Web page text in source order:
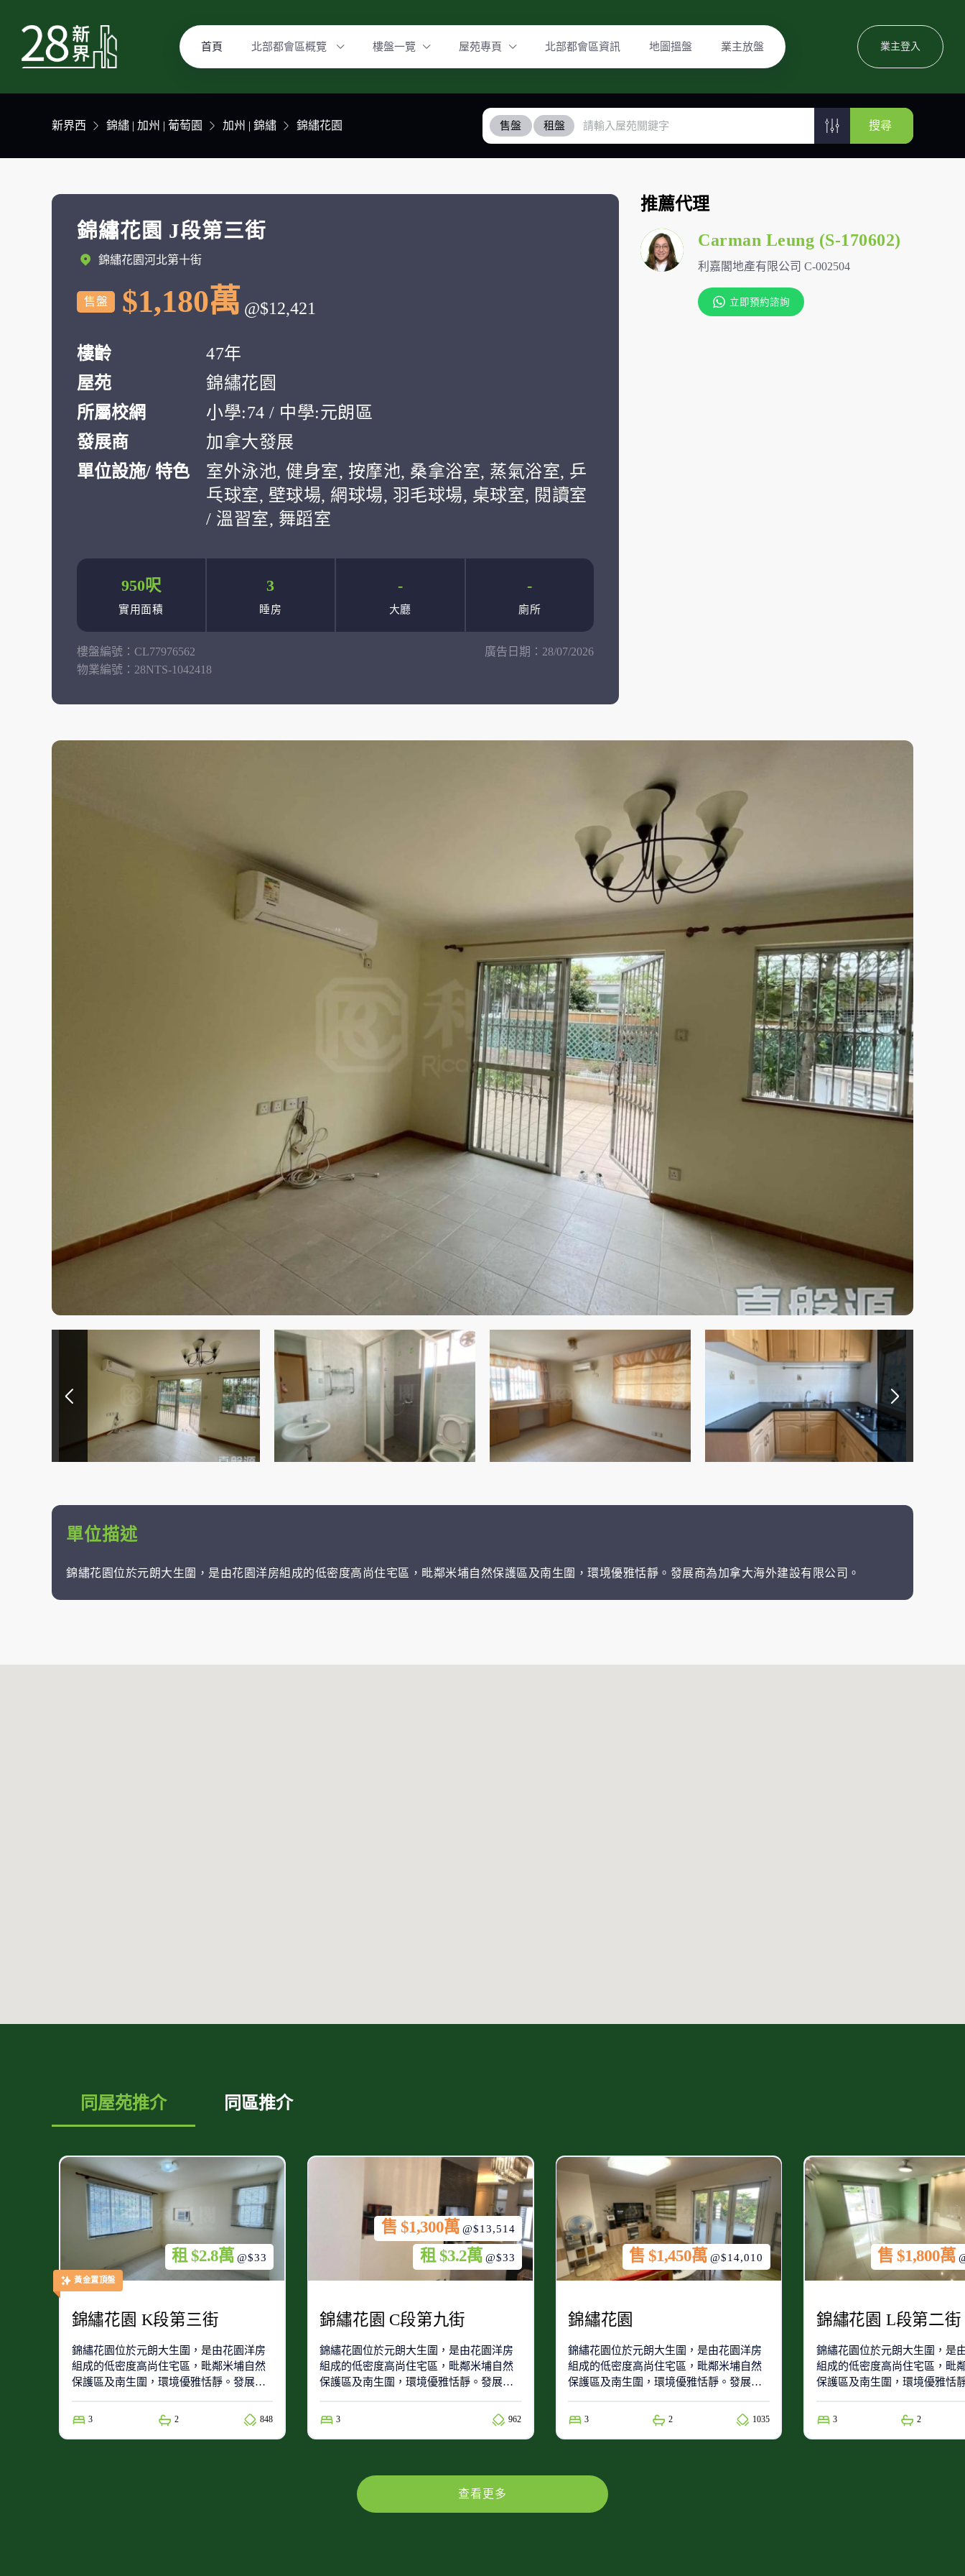
首頁 北部都會區概覽 樓盤一覽 屋苑專頁 北部都會區資訊 地圖搵盤 業主放盤 業主登入
新界西 錦繡 | 加州 | 葡萄園 加州 | 錦繡 錦繡花園 售盤 租盤 搜尋
錦繡花園 J段第三街
錦繡花園河北第十街
售盤 $1,180萬 @$12,421
樓齡
47年
屋苑
錦繡花園
所屬校網
小學:74 / 中學:元朗區
發展商
加拿大發展
單位設施/ 特色
室外泳池, 健身室, 按摩池, 桑拿浴室, 蒸氣浴室, 乒
乓球室, 壁球場, 網球場, 羽毛球場, 桌球室, 閱讀室
/ 溫習室, 舞蹈室
950呎
實用面積
3
睡房
-
大廳
-
廁所
樓盤編號： CL77976562
物業編號： 28NTS-1042418
廣告日期： 28/07/2026
推薦代理
Carman Leung (S-170602)
利嘉閣地產有限公司 C-002504
立即預約諮詢
單位描述
錦繡花園位於元朗大生圍，是由花園洋房組成的低密度高尚住宅區，毗鄰米埔自然保護區及南生圍，環境優雅恬靜。發展商為加拿大海外建設有限公司。
同屋苑推介 同區推介
黃金置頂盤
錦繡花園 K段第三街
錦繡花園位於元朗大生圍，是由花園洋房
組成的低密度高尚住宅區，毗鄰米埔自然
保護區及南生圍，環境優雅恬靜。發展商
3 2 848
租 $2.8萬 @$33
錦繡花園 C段第九街
錦繡花園位於元朗大生圍，是由花園洋房
組成的低密度高尚住宅區，毗鄰米埔自然
保護區及南生圍，環境優雅恬靜。發展商
3 962
售 $1,300萬 @$13,514
租 $3.2萬 @$33
錦繡花園
錦繡花園位於元朗大生圍，是由花園洋房
組成的低密度高尚住宅區，毗鄰米埔自然
保護區及南生圍，環境優雅恬靜。發展商
3 2 1035
售 $1,450萬 @$14,010
錦繡花園 L段第二街
錦繡花園位於元朗大生圍，是
組成的低密度高尚住宅區，毗
保護區及南生圍，環境優雅恬
3 2
售 $1,800萬
查看更多